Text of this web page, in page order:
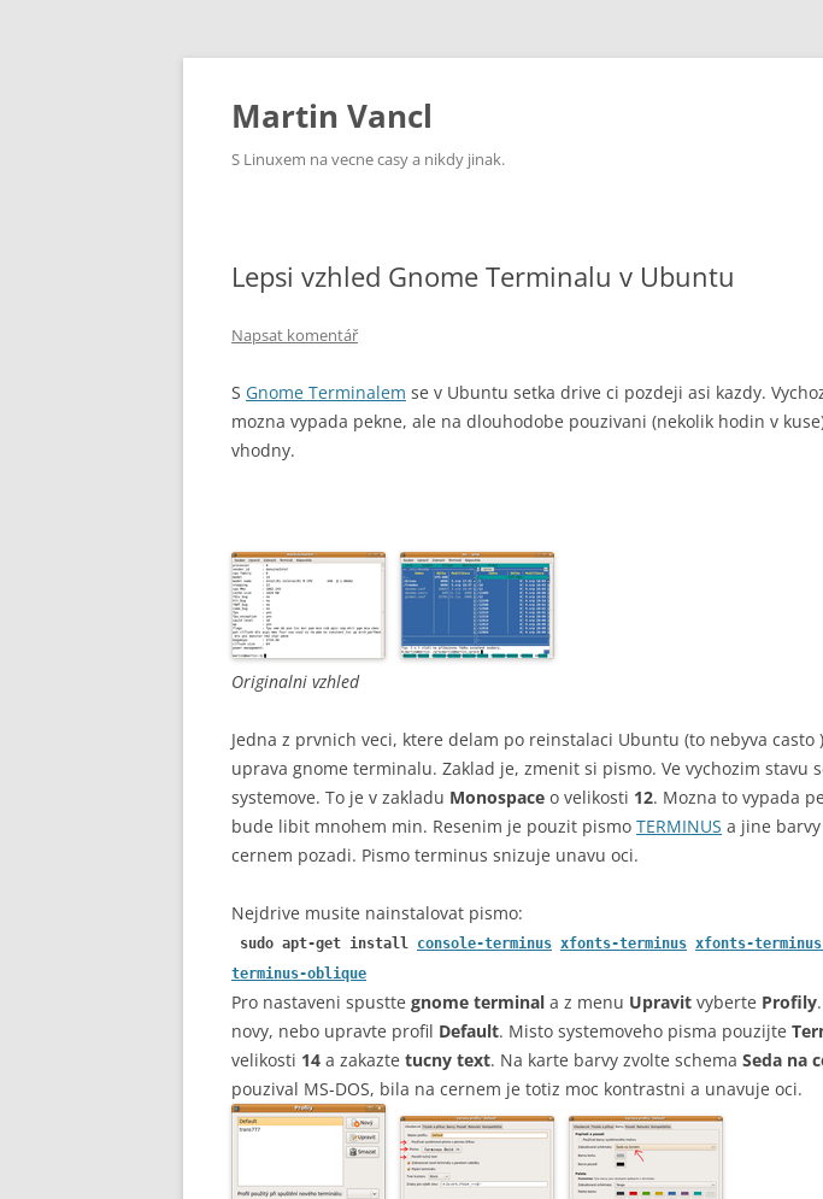
Přejít
webu
Martin Vancl
S Linuxem na vecne casy a nikdy jinak.
Lepsi vzhled Gnome Terminalu v Ubuntu
Napsat komentář
S Gnome Terminalem se v Ubuntu setka drive ci pozdeji asi kazdy.
mozna vypada pekne, ale na dlouhodobe pouzivani (nekolik hodin v
vhodny.
Originalni vzhled
Jedna z prvnich veci, ktere delam po reinstalaci Ubuntu (to nebyva casto
uprava gnome terminalu. Zaklad je, zmenit si pismo. Ve vychozim stavu
systemove. To je v zakladu Monospace o velikosti 12. Mozna to vypada
bude libit mnohem min. Resenim je pouzit pismo TERMINUS a jine
cernem pozadi. Pismo terminus snizuje unavu oci.
Nejdrive musite nainstalovat pismo:
sudo apt-get install console-terminus xfonts-terminus xfonts-
terminus-oblique
Pro nastaveni spustte gnome terminal a z menu Upravit vyberte Profily
novy, nebo upravte profil Default. Misto systemoveho pisma pouzijte
velikosti 14 a zakazte tucny text. Na karte barvy zvolte schema Seda na
pouzival MS-DOS, bila na cernem je totiz moc kontrastni a unavuje oci.